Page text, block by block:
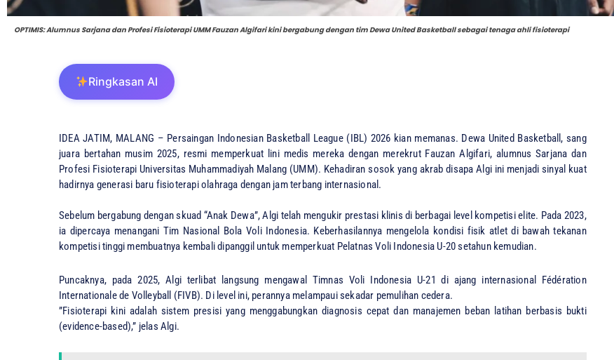
OPTIMIS: Alumnus Sarjana dan Profesi Fisioterapi UMM Fauzan Algifari kini bergabung dengan tim Dewa United Basketball sebagai tenaga ahli fisioterapi
Ringkasan AI
IDEA JATIM, MALANG – Persaingan Indonesian Basketball League (IBL) 2026 kian memanas. Dewa United Basketball, sang
juara bertahan musim 2025, resmi memperkuat lini medis mereka dengan merekrut Fauzan Algifari, alumnus Sarjana dan
Profesi Fisioterapi Universitas Muhammadiyah Malang (UMM). Kehadiran sosok yang akrab disapa Algi ini menjadi sinyal kuat
hadirnya generasi baru fisioterapi olahraga dengan jam terbang internasional.
Sebelum bergabung dengan skuad “Anak Dewa”, Algi telah mengukir prestasi klinis di berbagai level kompetisi elite. Pada 2023,
ia dipercaya menangani Tim Nasional Bola Voli Indonesia. Keberhasilannya mengelola kondisi fisik atlet di bawah tekanan
kompetisi tinggi membuatnya kembali dipanggil untuk memperkuat Pelatnas Voli Indonesia U-20 setahun kemudian.
​Puncaknya, pada 2025, Algi terlibat langsung mengawal Timnas Voli Indonesia U-21 di ajang internasional Fédération
Internationale de Volleyball (FIVB). Di level ini, perannya melampaui sekadar pemulihan cedera.
​”Fisioterapi kini adalah sistem presisi yang menggabungkan diagnosis cepat dan manajemen beban latihan berbasis bukti
(evidence-based),” jelas Algi.